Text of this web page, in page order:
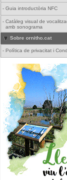
- Guia introductòria NFC
- Catàleg visual de
amb sonograma
Sobre ornitho.cat
- Política de privacitat i